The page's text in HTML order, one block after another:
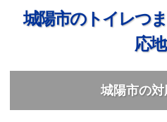
城陽市のトイレつ
応
城陽市の